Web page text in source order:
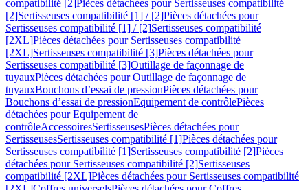
compatibilité [2]Pièces détachées pour Sertisseuses compatibilité
[2]Sertisseuses compatibilité [1] / [2]Pièces détachées pour
Sertisseuses compatibilité [1] / [2]Sertisseuses compatibilité
[2XL]Pièces détachées pour Sertisseuses compatibilité
[2XL]Sertisseuses compatibilité [3]Pièces détachées pour
Sertisseuses compatibilité [3]Outillage de façonnage de
tuyauxPièces détachées pour Outillage de façonnage de
tuyauxBouchons d’essai de pressionPièces détachées pour
Bouchons d’essai de pressionEquipement de contrôlePièces
détachées pour Equipement de
contrôleAccessoiresSertisseusesPièces détachées pour
SertisseusesSertisseuses compatibilité [1]Pièces détachées pour
Sertisseuses compatibilité [1]Sertisseuses compatibilité [2]Pièces
détachées pour Sertisseuses compatibilité [2]Sertisseuses
compatibilité [2XL]Pièces détachées pour Sertisseuses compatibilité